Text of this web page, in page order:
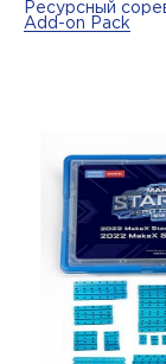
Ресурсный
Add-on Pack